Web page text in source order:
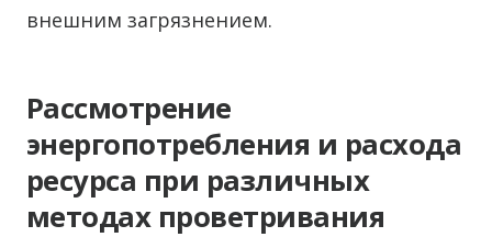
внешним загрязнением.
Рассмотрение
энергопотребления и расхода
ресурса при различных
методах проветривания